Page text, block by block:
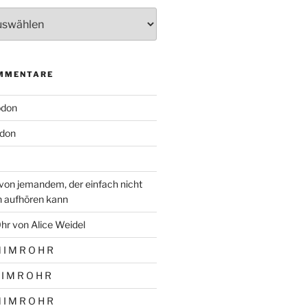
jemandem, der einfach nicht
aufhören kann
von Alice Weidel
I M R O H R
M R O H R
I M R O H R